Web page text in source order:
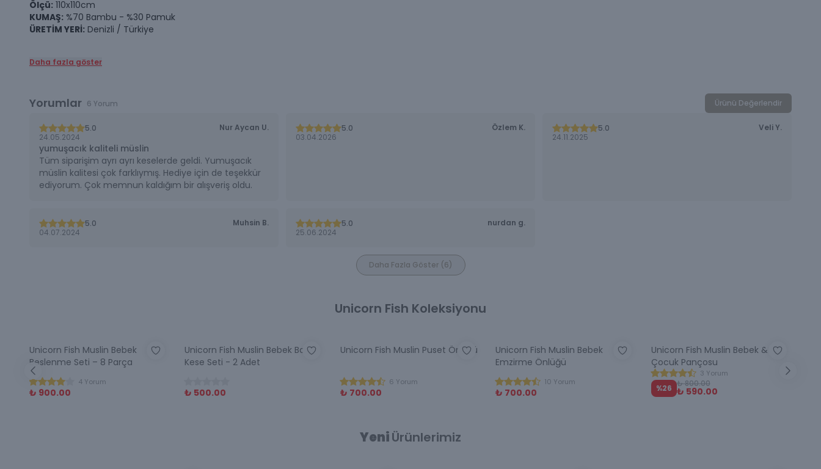
Ölçü: 110x110cm
KUMAŞ: %70 Bambu - %30 Pamuk
ÜRETİM YERİ: Denizli / Türkiye
Daha fazla göster
Yorumlar 6 Yorum Ürünü Değerlendir
5.0 Nur Aycan U.
24.05.2024
yumuşacık kaliteli müslin
Tüm siparişim ayrı ayrı keselerde geldi. Yumuşacık
müslin kalitesi çok farklıymış. Hediye için de teşekkür
ediyorum. Çok memnun kaldığım bir alışveriş oldu.
5.0 Özlem K.
03.04.2026
5.0 VeliY.
24.11.2025
5.0 Muhsin B.
04.07.2024
5.0 nurdan g.
25.06.2024
Daha Fazla Göster(6)
Unicorn Fish Koleksiyonu
Unicorn Fish Muslin Bebek
Beslenme Seti – 8 Parça
4 Yorum
₺ 900.00
Unicorn Fish Muslin Bebek Banyo
Kese Seti - 2 Adet
₺ 500.00
Unicorn Fish Muslin Puset Örtüsü
6 Yorum
₺ 700.00
Unicorn Fish Muslin Bebek
Emzirme Önlüğü
10 Yorum
₺ 700.00
Unicorn Fish Muslin Bebek &
Çocuk Pançosu
3 Yorum
%26 ₺ 800.00
₺ 590.00
YeniÜrünlerimiz